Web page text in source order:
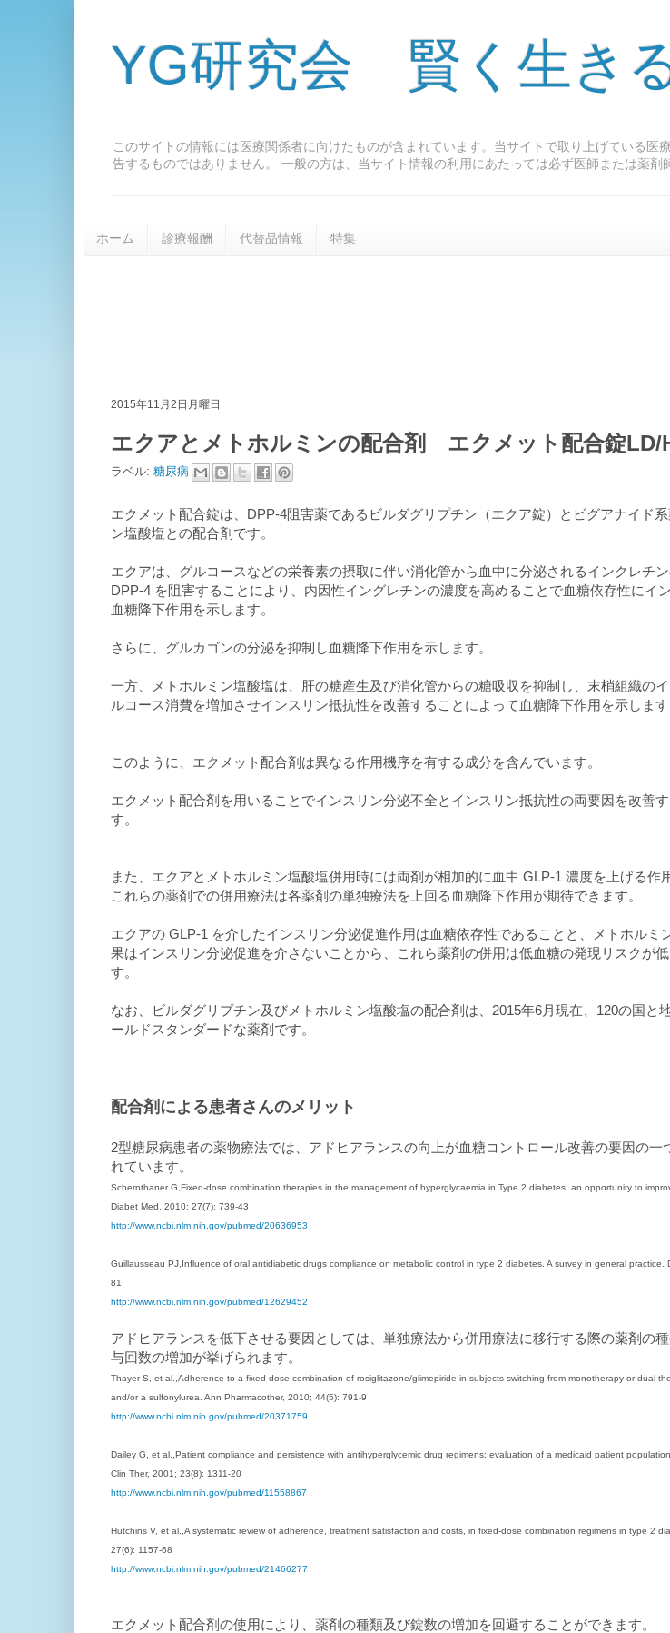
YG研究会 賢く生き
このサイトの情報には医療関係者に向けたものが含まれています。当サイトで取り上げている
告するものではありません。 一般の方は、当サイト情報の利用にあたっては必ず医師または薬剤
ホーム 診療報酬 代替品情報 特集
2015年11月2日月曜日
エクアとメトホルミンの配合剤 エクメット配合錠LD/
ラベル: 糖尿病
エクメット配合錠は、DPP-4阻害薬であるビルダグリプチン（エクア錠）とビグアナイド
ン塩酸塩との配合剤です。
エクアは、グルコースなどの栄養素の摂取に伴い消化管から血中に分泌されるインクレチ
DPP-4 を阻害することにより、内因性イングレチンの濃度を高めることで血糖依存性にイ
血糖降下作用を示します。
さらに、グルカゴンの分泌を抑制し血糖降下作用を示します。
一方、メトホルミン塩酸塩は、肝の糖産生及び消化管からの糖吸収を抑制し、末梢組織の
ルコース消費を増加させインスリン抵抗性を改善することによって血糖降下作用を示します
このように、エクメット配合剤は異なる作用機序を有する成分を含んでいます。
エクメット配合剤を用いることでインスリン分泌不全とインスリン抵抗性の両要因を改善
す。
また、エクアとメトホルミン塩酸塩併用時には両剤が相加的に血中 GLP-1 濃度を上げる作
これらの薬剤での併用療法は各薬剤の単独療法を上回る血糖降下作用が期待できます。
エクアの GLP-1 を介したインスリン分泌促進作用は血糖依存性であることと、メトホルミ
果はインスリン分泌促進を介さないことから、これら薬剤の併用は低血糖の発現リスクが
す。
なお、ビルダグリプチン及びメトホルミン塩酸塩の配合剤は、2015年6月現在、120の国と
ールドスタンダードな薬剤です。
配合剤による患者さんのメリット
2型糖尿病患者の薬物療法では、アドヒアランスの向上が血糖コントロール改善の要因の一
れています。
Schernthaner G,Fixed-dose combination therapies in the management of hyperglycaemia in Type 2 diabetes: an opportunity to
Diabet Med, 2010; 27(7): 739-43
http://www.ncbi.nlm.nih.gov/pubmed/20636953
Guillausseau PJ,Influence of oral antidiabetic drugs compliance on metabolic control in type 2 diabetes. A survey in general
81
http://www.ncbi.nlm.nih.gov/pubmed/12629452
アドヒアランスを低下させる要因としては、単独療法から併用療法に移行する際の薬剤の
与回数の増加が挙げられます。
Thayer S, et al.,Adherence to a fixed-dose combination of rosiglitazone/glimepiride in subjects switching from monotherapy or dual
and/or a sulfonylurea. Ann Pharmacother, 2010; 44(5): 791-9
http://www.ncbi.nlm.nih.gov/pubmed/20371759
Dailey G, et al.,Patient compliance and persistence with antihyperglycemic drug regimens: evaluation of a medicaid patient
Clin Ther, 2001; 23(8): 1311-20
http://www.ncbi.nlm.nih.gov/pubmed/11558867
Hutchins V, et al.,A systematic review of adherence, treatment satisfaction and costs, in fixed-dose combination regimens in type 2
27(6): 1157-68
http://www.ncbi.nlm.nih.gov/pubmed/21466277
エクメット配合剤の使用により、薬剤の種類及び錠数の増加を回避することができます。